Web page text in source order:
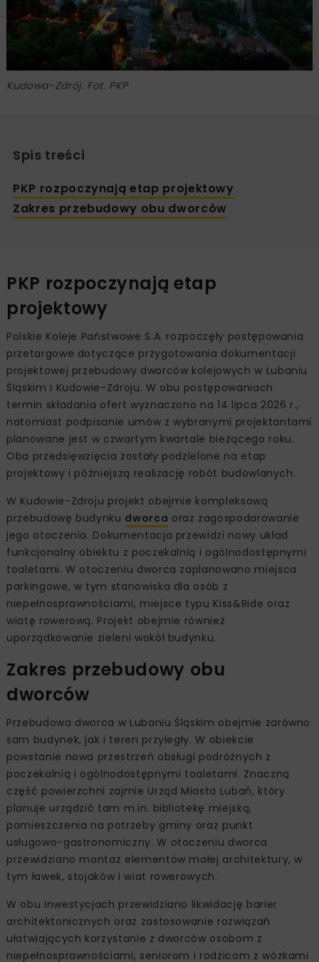
Kudowa-Zdrój. Fot. PKP
Spis treści
PKP rozpoczynają etap projektowy
Zakres przebudowy obu dworców
PKP rozpoczynają etap
projektowy
Polskie Koleje Państwowe S.A. rozpoczęły postępowania
przetargowe dotyczące przygotowania dokumentacji
projektowej przebudowy dworców kolejowych w Lubaniu
Śląskim i Kudowie-Zdroju. W obu postępowaniach
termin składania ofert wyznaczono na 14 lipca 2026 r.,
natomiast podpisanie umów z wybranymi projektantami
planowane jest w czwartym kwartale bieżącego roku.
Oba przedsięwzięcia zostały podzielone na etap
projektowy i późniejszą realizację robót budowlanych.
W Kudowie-Zdroju projekt obejmie kompleksową
przebudowę budynku dworca oraz zagospodarowanie
jego otoczenia. Dokumentacja przewidzi nowy układ
funkcjonalny obiektu z poczekalnią i ogólnodostępnymi
toaletami. W otoczeniu dworca zaplanowano miejsca
parkingowe, w tym stanowiska dla osób z
niepełnosprawnościami, miejsce typu Kiss&Ride oraz
wiatę rowerową. Projekt obejmie również
uporządkowanie zieleni wokół budynku.
Zakres przebudowy obu
dworców
Przebudowa dworca w Lubaniu Śląskim obejmie zarówno
sam budynek, jak i teren przyległy. W obiekcie
powstanie nowa przestrzeń obsługi podróżnych z
poczekalnią i ogólnodostępnymi toaletami. Znaczną
część powierzchni zajmie Urząd Miasta Lubań, który
planuje urządzić tam m.in. bibliotekę miejską,
pomieszczenia na potrzeby gminy oraz punkt
usługowo-gastronomiczny. W otoczeniu dworca
przewidziano montaż elementów małej architektury, w
tym ławek, stojaków i wiat rowerowych.
W obu inwestycjach przewidziano likwidację barier
architektonicznych oraz zastosowanie rozwiązań
ułatwiających korzystanie z dworców osobom z
niepełnosprawnościami, seniorom i rodzicom z wózkami